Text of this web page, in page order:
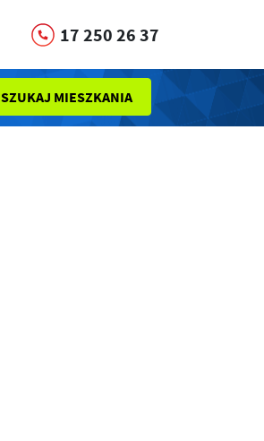
17 250 26 37
SZUKAJ MIESZKANIA